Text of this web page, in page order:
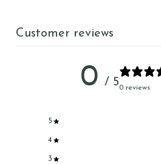
Customer reviews
0 / 50 reviews
5
4
3